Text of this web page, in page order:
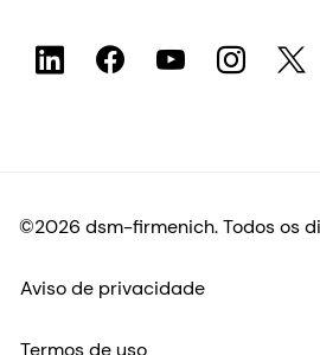
©2026 dsm-firmenich. Todos os
Aviso de privacidade
Termos de uso